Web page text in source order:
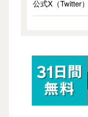
公式X（Twitter）